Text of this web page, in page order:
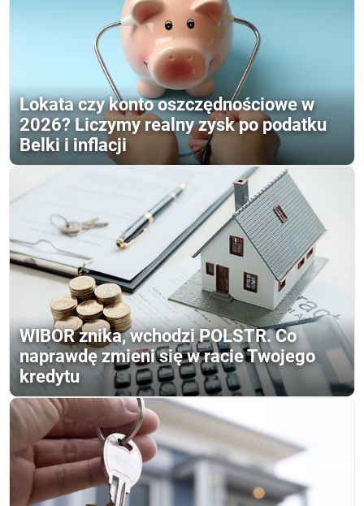
Lokata czy konto oszczędnościowe w
2026? Liczymy realny zysk po podatku
Belki i inflacji
WIBOR znika, wchodzi POLSTR. Co
naprawdę zmieni się w racie Twojego
kredytu